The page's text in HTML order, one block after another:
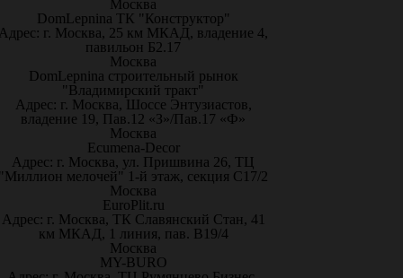
Москва
DomLepnina ТК "Конструктор"
г. Москва, 25 км МКАД, владение 4,
павильон Б2.17
Москва
DomLepnina строительный рынок
"Владимирский тракт"
Адрес: г. Москва, Шоссе Энтузиастов,
владение 19, Пав.12 «З»/Пав.17 «Ф»
Москва
Ecumena-Decor
Адрес: г. Москва, ул. Пришвина 26, ТЦ
мелочей" 1-й этаж, секция С17/2
Москва
EuroPlit.ru
Адрес: г. Москва, ТК Славянский Стан, 41
км МКАД, 1 линия, пав. В19/4
Москва
MY-BURO